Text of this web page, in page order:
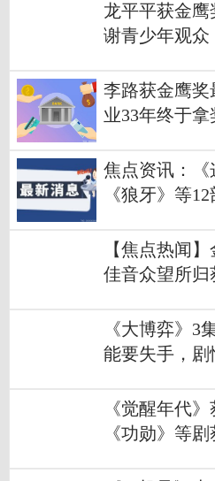
龙平平获金
谢青少年观众
李路获金鹰奖
业33年终于
焦点资讯：《
《狼牙》等
【焦点热闻
佳音众望所
《大博弈》3
能要失手，剧
《觉醒年代
《功勋》等